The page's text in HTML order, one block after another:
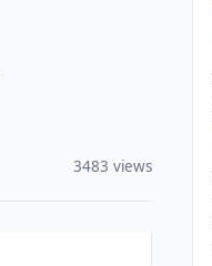
3483 views